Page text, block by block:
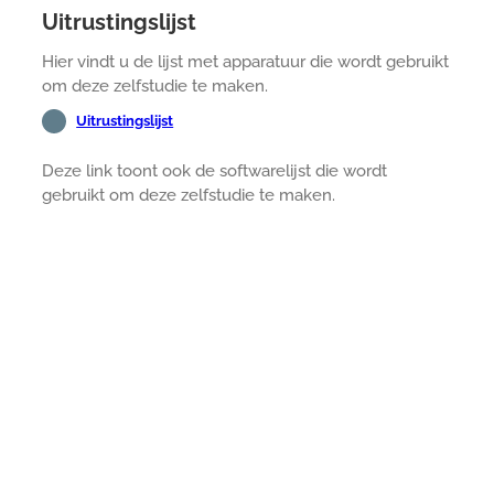
Uitrustingslijst
Hier vindt u de lijst met apparatuur die wordt gebruikt
om deze zelfstudie te maken.
Uitrustingslijst
Deze link toont ook de softwarelijst die wordt
gebruikt om deze zelfstudie te maken.